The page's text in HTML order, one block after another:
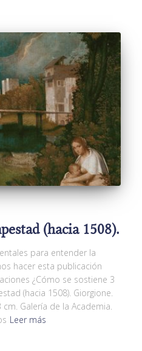
(hacia 1508).
para entender la
hacer esta publicación
¿Cómo se sostiene 3
(hacia 1508). Giorgione.
Galería de la Academia.
Leer más